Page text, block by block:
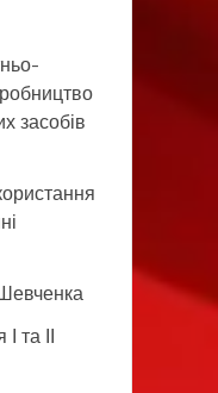
засобів
та ІІ